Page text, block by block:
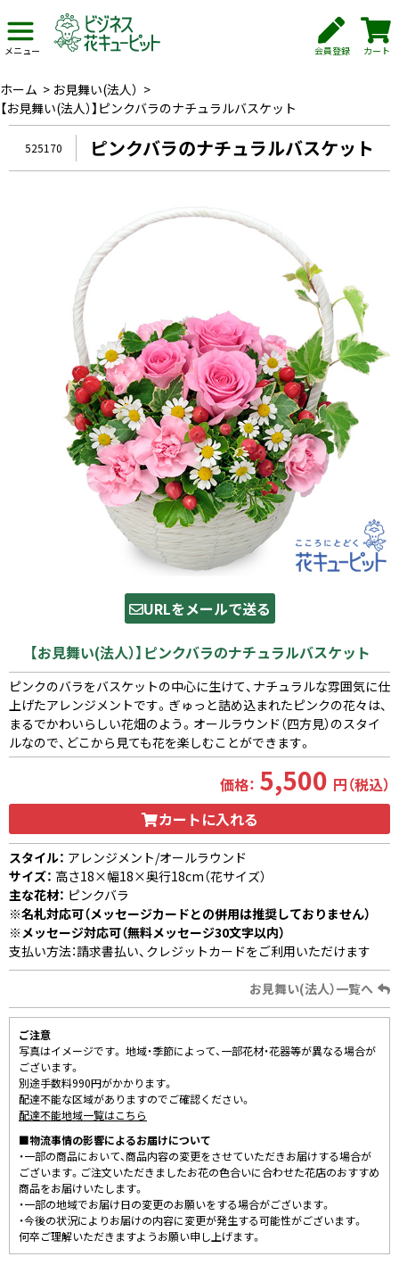
メニュー 会員登録 カート
ホーム > お見舞い(法人） >
【お見舞い(法人）】ピンクバラのナチュラルバスケット
525170 ピンクバラのナチュラルバスケット
URLをメールで送る
【お見舞い(法人）】ピンクバラのナチュラルバスケット
ピンクのバラをバスケットの中心に生けて、ナチュラルな雰囲気に仕
上げたアレンジメントです。ぎゅっと詰め込まれたピンクの花々は、
まるでかわいらしい花畑のよう。オールラウンド（四方見）のスタイ
ルなので、どこから見ても花を楽しむことができます。
価格： 5,500 円（税込）
カートに入れる
スタイル： アレンジメント/オールラウンド
サイズ： 高さ18×幅18×奥行18cm（花サイズ）
主な花材： ピンクバラ
※名札対応可（メッセージカードとの併用は推奨しておりません）
※メッセージ対応可（無料メッセージ30文字以内）
支払い方法：請求書払い、クレジットカードをご利用いただけます
お見舞い(法人）一覧へ
ご注意
写真はイメージです。 地域・季節によって、一部花材・花器等が異なる場合が
ございます。
別途手数料990円がかかります。
配達不能な区域がありますのでご確認ください。
配達不能地域一覧はこちら
■物流事情の影響によるお届けについて
・一部の商品において、商品内容の変更をさせていただきお届けする場合が
ございます。ご注文いただきましたお花の色合いに合わせた花店のおすすめ
商品をお届けいたします。
・一部の地域でお届け日の変更のお願いをする場合がございます。
・今後の状況によりお届けの内容に変更が発生する可能性がございます。
何卒ご理解いただきますようお願い申し上げます。